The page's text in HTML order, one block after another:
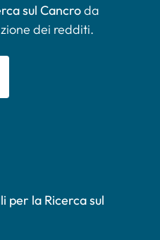
sul Cancroda
dei redditi.
per la Ricerca sul